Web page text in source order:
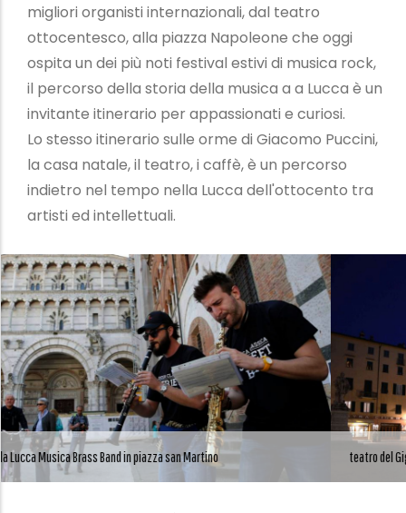
migliori organisti internazionali, dal teatro
ottocentesco, alla piazza Napoleone che oggi
ospita un dei più noti festival estivi di musica rock,
il percorso della storia della musica a a Lucca è un
invitante itinerario per appassionati e curiosi.
Lo stesso itinerario sulle orme di Giacomo Puccini,
la casa natale, il teatro, i caffè, è un percorso
indietro nel tempo nella Lucca dell'ottocento tra
artisti ed intellettuali.
san Martino teatro del Giglio